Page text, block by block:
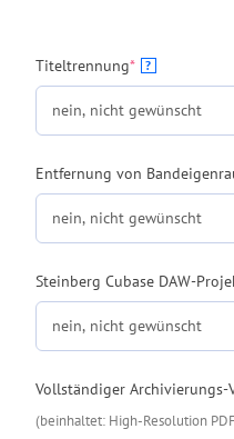
Titeltrennung*(required)
?
Entfernung von
Steinberg Cubase DAW-
Vollständiger Archivierungs-
(beinhaltet: High-Resolution